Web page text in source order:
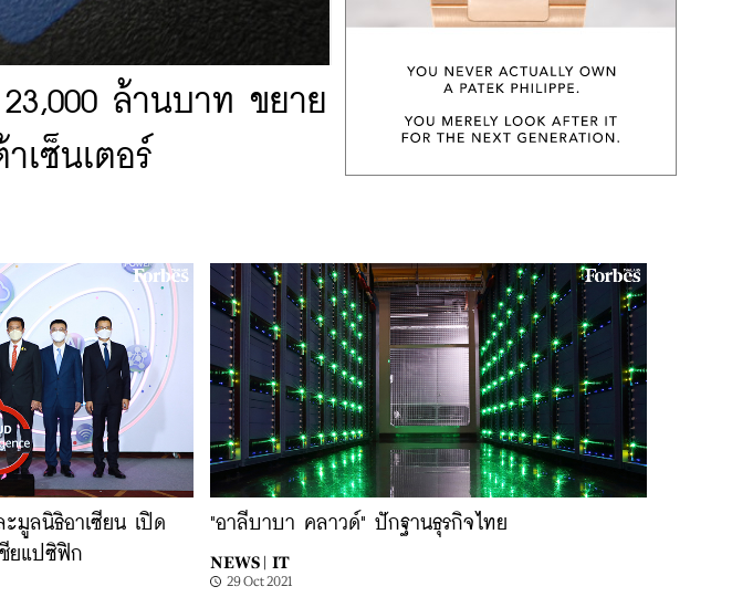
ล้านบาท ขยาย
เซ็นเตอร์
มูลนิธิอาเซียน เปิด
ชียแปซิฟิก
"อาลีบาบา คลาวด์" ปักฐานธุรกิจไทย
NEWS | IT
29 Oct 2021